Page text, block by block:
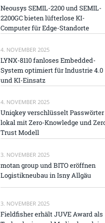
Neousys SEMIL-2200 und SEMIL-
2200GC bieten lüfterlose KI-
Computer für Edge-Standorte
4. NOVEMBER 2025
LYNX-8110 fanloses Embedded-
System optimiert für Industrie 4.0
und KI-Einsatz
4. NOVEMBER 2025
Uniqkey verschlüsselt Passwörter
lokal mit Zero-Knowledge und
Trust Modell
3. NOVEMBER 2025
motan group und BITO eröffnen
Logistikneubau in Isny Allgäu
3. NOVEMBER 2025
Fieldfisher erhält JUVE Award als